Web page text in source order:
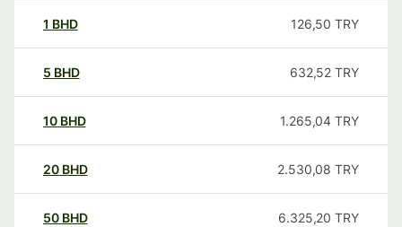
1 BHD 126,50 TRY
5 BHD 632,52 TRY
10 BHD 1.265,04 TRY
20 BHD 2.530,08 TRY
50 BHD 6.325,20 TRY